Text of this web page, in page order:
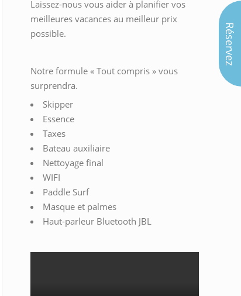
Laissez-nous vous aider à planifier vos
meilleures vacances au meilleur prix
possible.
Notre formule « Tout compris » vous
surprendra.
Skipper
Essence
Taxes
Bateau auxiliaire
Nettoyage final
WIFI
Paddle Surf
Masque et palmes
Haut-parleur Bluetooth JBL
Réservez